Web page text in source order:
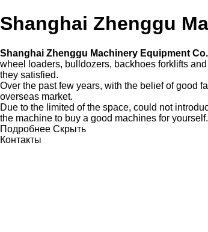
Shanghai Zhenggu
Shanghai Zhenggu Machinery Equipment
wheel loaders, bulldozers, backhoes forklifts
they satisfied.
Over the past few years, with the belief of good
overseas market.
Due to the limited of the space, could not
the machine to buy a good machines for yourself.
Подробнее Скрыть
Контакты